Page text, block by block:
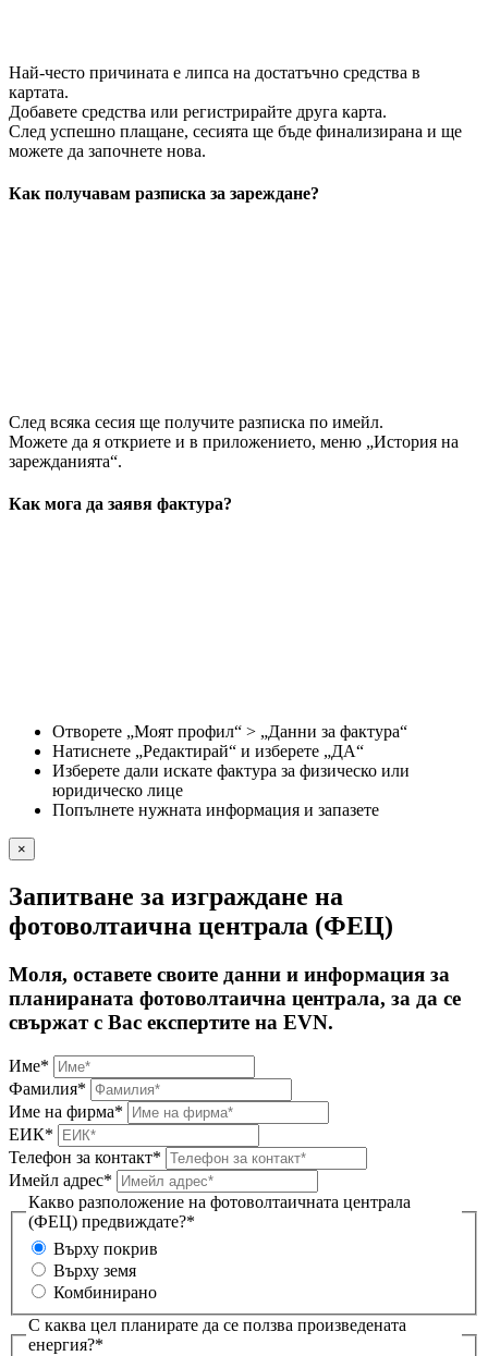
Най-често причината е липса на достатъчно средства в
картата.
Добавете средства или регистрирайте друга карта.
След успешно плащане, сесията ще бъде финализирана и ще
можете да започнете нова.
Как получавам разписка за зареждане?
След всяка сесия ще получите разписка по имейл.
Можете да я откриете и в приложението, меню „История на
зарежданията“.
Как мога да заявя фактура?
Отворете „Моят профил“ > „Данни за фактура“
Натиснете „Редактирай“ и изберете „ДА“
Изберете дали искате фактура за физическо или
юридическо лице
Попълнете нужната информация и запазете
×
Запитване за изграждане на
фотоволтаична централа (ФЕЦ)
Моля, оставете своите данни и информация за
планираната фотоволтаична централа, за да се
свържат с Вас експертите на EVN.
Име*
Фамилия*
Име на фирма*
ЕИК*
Телефон за контакт*
Имейл адрес*
Какво разположение на фотоволтаичната централа
(ФЕЦ) предвиждате?*
Върху покрив
Върху земя
Комбинирано
С каква цел планирате да се ползва произведената
енергия?*